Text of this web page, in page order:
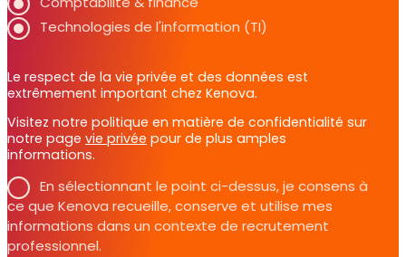
Technologies de l'information (TI)
Le respect de la vie privée et des données est
extrêmement important chez Kenova.
Visitez notre politique en matière de confidentialité sur
notre page vie privée pour de plus amples
informations.
En sélectionnant le point ci-dessus, je consens à
ce que Kenova recueille, conserve et utilise mes
informations dans un contexte de recrutement
professionnel.